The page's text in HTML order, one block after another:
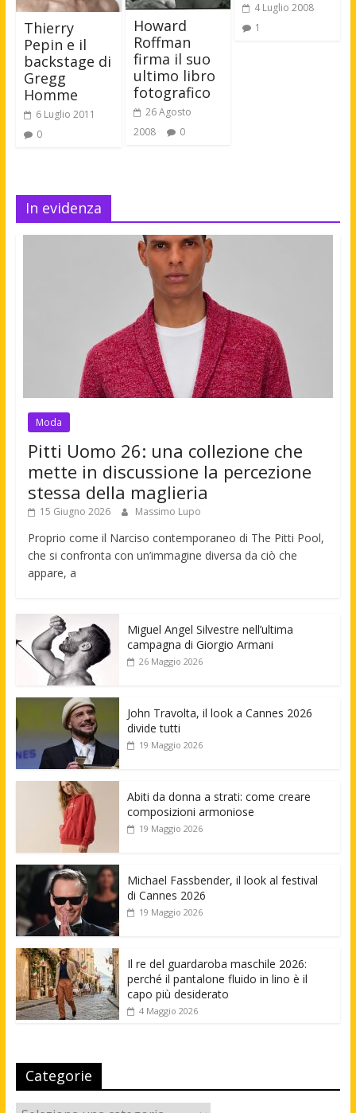
Thierry
Pepin e il
backstage di
Gregg
Homme
6 Luglio 2011
0
Howard
Roffman
firma il suo
ultimo libro
fotografico
26 Agosto
2008
0
4 Luglio 2008
1
In evidenza
Moda
Pitti Uomo 26: una collezione che
mette in discussione la percezione
stessa della maglieria
15 Giugno 2026 Massimo Lupo
Proprio come il Narciso contemporaneo di The Pitti Pool,
che si confronta con un’immagine diversa da ciò che
appare, a
Miguel Angel Silvestre nell’ultima
campagna di Giorgio Armani
26 Maggio 2026
John Travolta, il look a Cannes 2026
divide tutti
19 Maggio 2026
Abiti da donna a strati: come creare
composizioni armoniose
19 Maggio 2026
Michael Fassbender, il look al festival
di Cannes 2026
19 Maggio 2026
Il re del guardaroba maschile 2026:
perché il pantalone fluido in lino è il
capo più desiderato
4 Maggio 2026
Categorie